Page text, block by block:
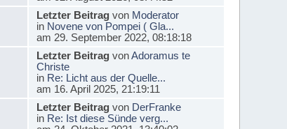
Letzter Beitragvon Moderator
in Novene von Pompei ( Gla...
am 29. September 2022, 08:18:18
Letzter BeitragvonAdoramus te
Christe
in Re: Licht aus der Quelle...
am 16. April 2025, 21:19:11
Letzter Beitragvon DerFranke
in Re: Ist diese Sünde verg...